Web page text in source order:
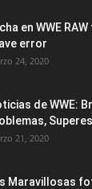
en WWE
error
24, 2020
de WWE:
21, 2020
Maravillosas